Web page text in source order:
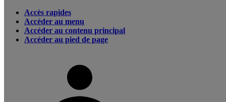
Accès rapides
Accéder au menu
Accéder au contenu principal
Accéder au pied de page